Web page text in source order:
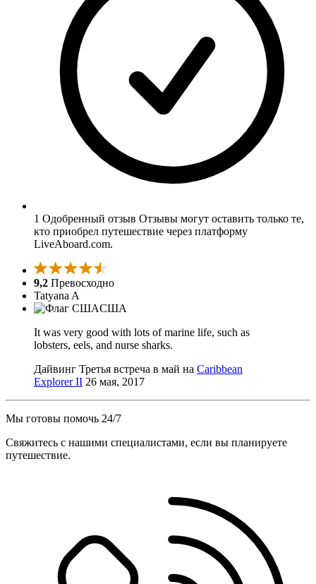
1 Одобренный отзыв Отзывы могут оставить только те,
кто приобрел путешествие через платформу
LiveAboard.com.
9,2 Превосходно
Tatyana A
США
It was very good with lots of marine life, such as
lobsters, eels, and nurse sharks.
Дайвинг Третья встреча в май на Caribbean
Explorer II 26 мая, 2017
Мы готовы помочь 24/7
Свяжитесь с нашими специалистами, если вы планируете
путешествие.